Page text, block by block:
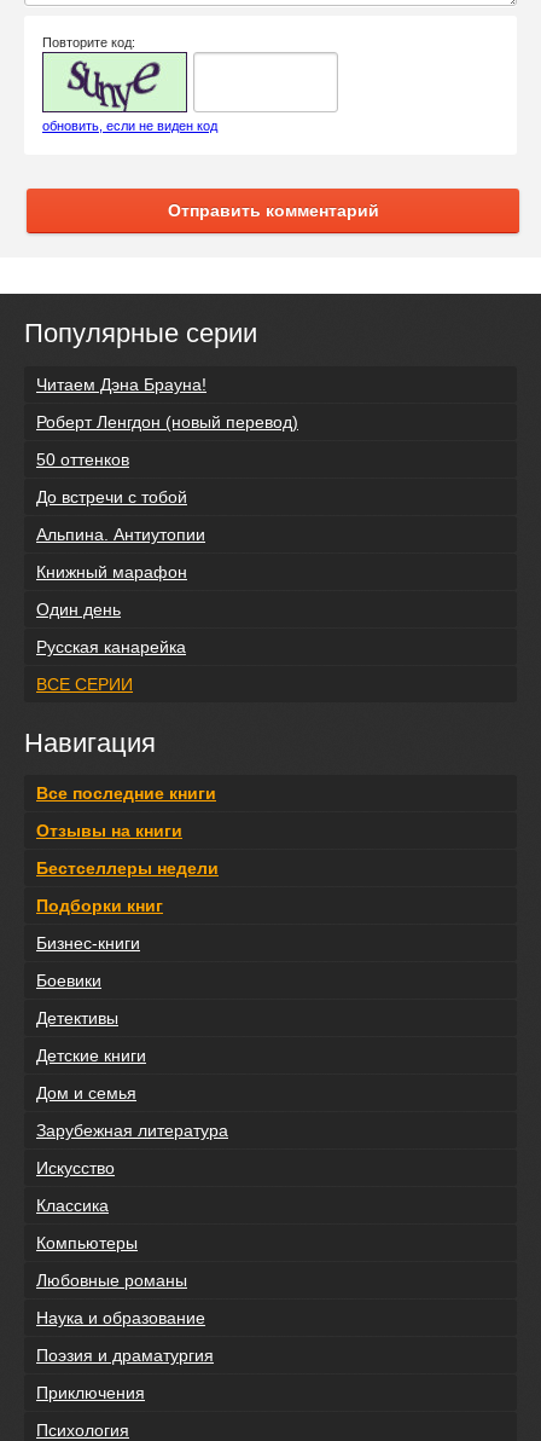
Повторите код:
обновить, если не виден код
Отправить комментарий
Популярные серии
Читаем Дэна Брауна!
Роберт Ленгдон (новый перевод)
50 оттенков
До встречи с тобой
Альпина. Антиутопии
Книжный марафон
Один день
Русская канарейка
ВСЕ СЕРИИ
Навигация
Все последние книги
Отзывы на книги
Бестселлеры недели
Подборки книг
Бизнес-книги
Боевики
Детективы
Детские книги
Дом и семья
Зарубежная литература
Искусство
Классика
Компьютеры
Любовные романы
Наука и образование
Поэзия и драматургия
Приключения
Психология